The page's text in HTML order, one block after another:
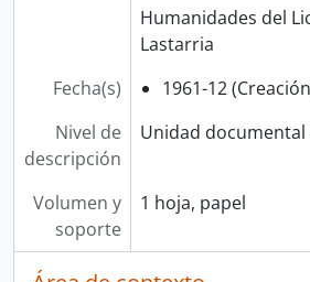
Humanidades del
Lastarria
Fecha(s)
1961-12
Nivel de
descripción
Unidad documental
Volumen y
soporte
1 hoja, papel